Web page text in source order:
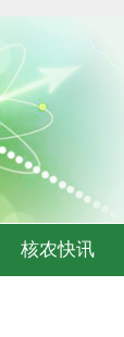
核农快讯